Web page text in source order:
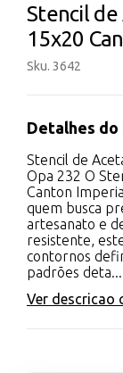
Stencil
15x20
Sku. 3642
Detalhes do
Stencil de
Opa 232 O
Canton
quem busca
artesanato e
resistente,
contornos
padrões deta...
Ver descricao